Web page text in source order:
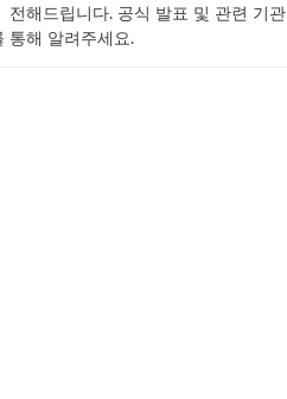
전해드립니다. 공식 발표 및 관련 기
통해 알려주세요.